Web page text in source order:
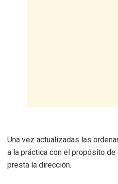
Una vez actualizadas las
a la práctica con el propósito
presta la dirección.